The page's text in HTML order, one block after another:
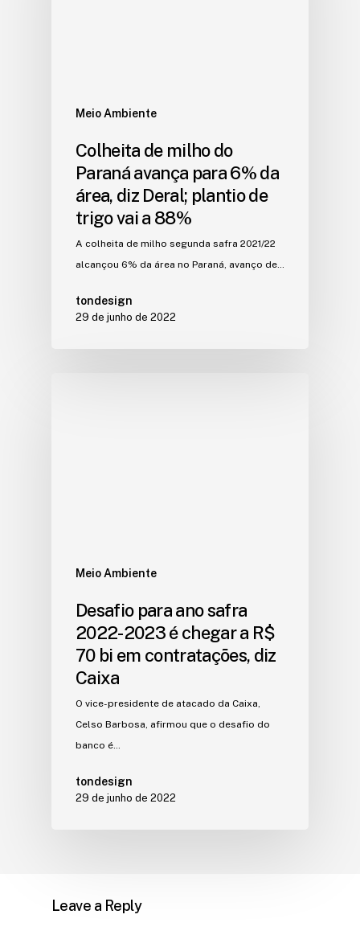
Meio Ambiente
Colheita de milho do
Paraná avança para 6% da
área, diz Deral; plantio de
trigo vai a 88%
A colheita de milho segunda safra 2021/22
alcançou 6% da área no Paraná, avanço de…
tondesign
29 de junho de 2022
Meio Ambiente
Desafio para ano safra
2022-2023 é chegar a R$
70 bi em contratações, diz
Caixa
O vice-presidente de atacado da Caixa,
Celso Barbosa, afirmou que o desafio do
banco é…
tondesign
29 de junho de 2022
Leave a Reply